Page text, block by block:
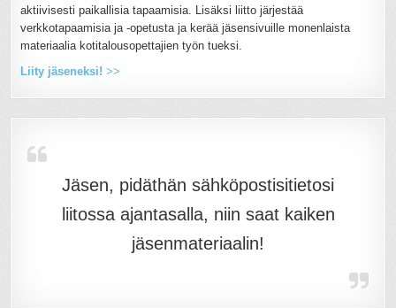
aktiivisesti paikallisia tapaamisia. Lisäksi liitto järjestää
verkkotapaamisia ja -opetusta ja kerää jäsensivuille monenlaista
materiaalia kotitalousopettajien työn tueksi.
Liity jäseneksi! >>
Jäsen, pidäthän sähköpostisitietosi
liitossa ajantasalla, niin saat kaiken
jäsenmateriaalin!